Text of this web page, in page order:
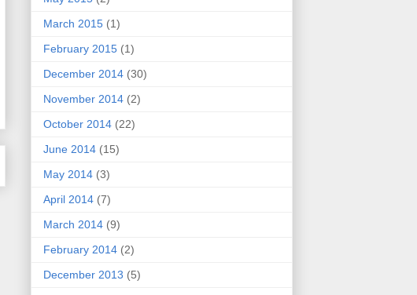
March 2015 (1)
February 2015 (1)
December 2014 (30)
November 2014 (2)
October 2014 (22)
June 2014 (15)
May 2014 (3)
April 2014 (7)
March 2014 (9)
February 2014 (2)
December 2013 (5)